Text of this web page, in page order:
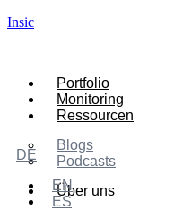
Insic
Portfolio
Monitoring
Ressourcen
Blogs
Podcasts
Über uns
DE
EN
ES